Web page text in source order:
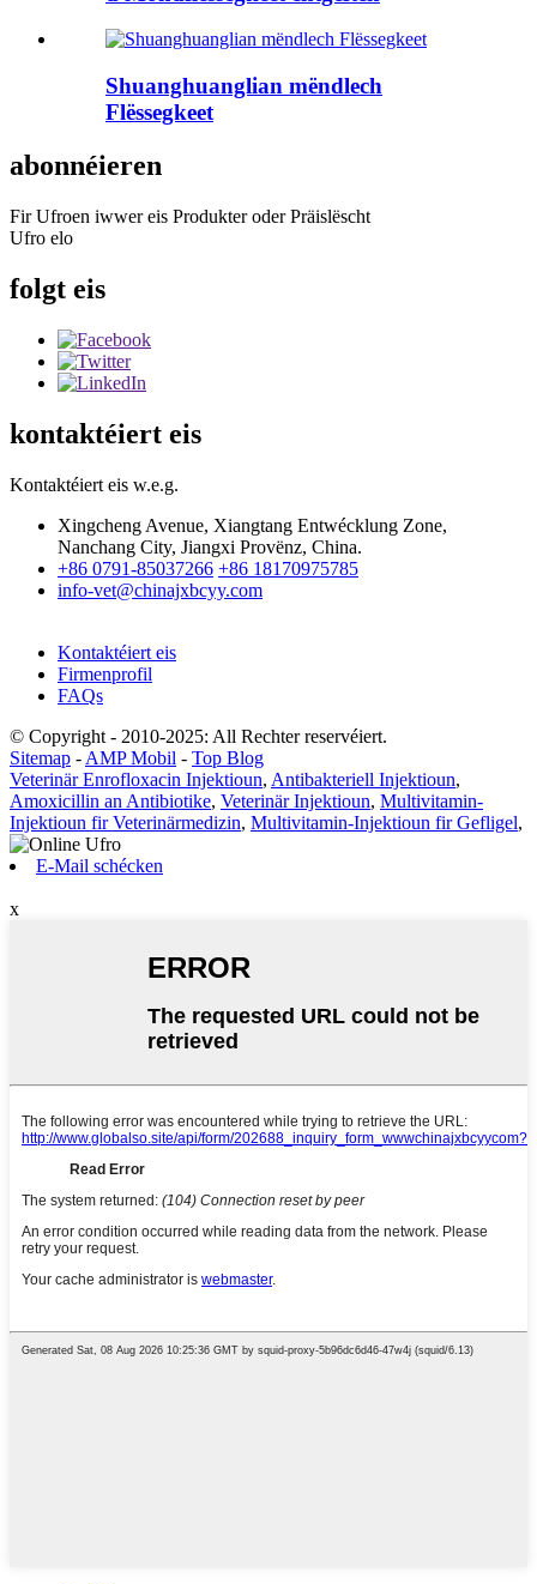
Shuanghuanglian mëndlech
Flëssegkeet
abonnéieren
Fir Ufroen iwwer eis Produkter oder Präislëscht
Ufro elo
folgt eis
kontaktéiert eis
Kontaktéiert eis w.e.g.
Xingcheng Avenue, Xiangtang Entwécklung Zone,
Nanchang City, Jiangxi Provënz, China.
+86 0791-85037266 +86 18170975785
info-vet@chinajxbcyy.com
Kontaktéiert eis
Firmenprofil
FAQs
© Copyright - 2010-2025: All Rechter reservéiert.
Sitemap - AMP Mobil - Top Blog
Veterinär Enrofloxacin Injektioun, Antibakteriell Injektioun,
Amoxicillin an Antibiotike, Veterinär Injektioun, Multivitamin-
Injektioun fir Veterinärmedizin, Multivitamin-Injektioun fir Gefligel,
E-Mail schécken
x